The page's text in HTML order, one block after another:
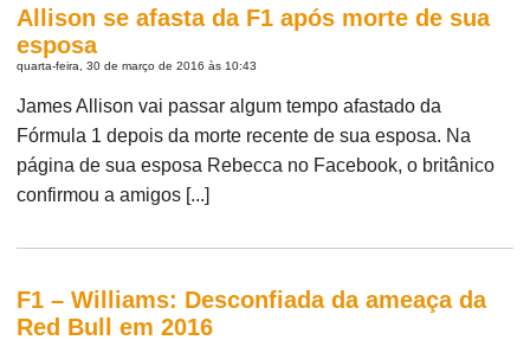
Allison se afasta da F1 após morte de sua
esposa
quarta-feira, 30 de março de 2016 às 10:43
James Allison vai passar algum tempo afastado da
Fórmula 1 depois da morte recente de sua esposa. Na
página de sua esposa Rebecca no Facebook, o britânico
confirmou a amigos [...]
F1 – Williams: Desconfiada da ameaça da
Red Bull em 2016